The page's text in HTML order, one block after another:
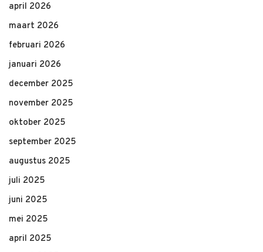
april 2026
maart 2026
februari 2026
januari 2026
december 2025
november 2025
oktober 2025
september 2025
augustus 2025
juli 2025
juni 2025
mei 2025
april 2025